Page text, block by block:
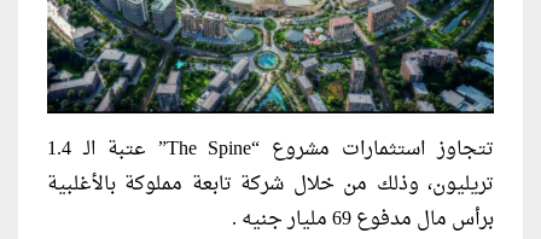
تتجاوز استثمارات مشروع “The Spine” عتبة الـ 1.4
تريليون، وذلك من خلال شركة تابعة مملوكة بالأغلبية
برأس مال مدفوع 69 مليار جنيه .